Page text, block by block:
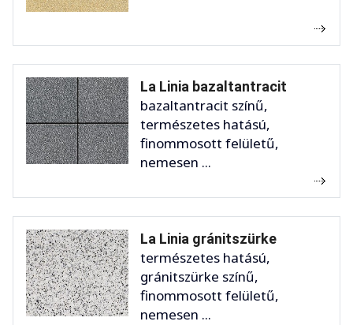
La Linia bazaltantracit
bazaltantracit színű,
természetes hatású,
finommosott felületű,
nemesen ...
La Linia gránitszürke
természetes hatású,
gránitszürke színű,
finommosott felületű,
nemesen ...